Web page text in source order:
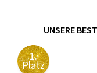
UNSERE
1.
Platz